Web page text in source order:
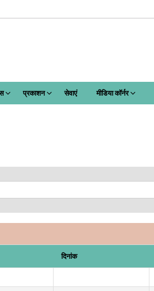
प्रकाशन सेवाएं मीडिया कॉर्नर
दिनांक